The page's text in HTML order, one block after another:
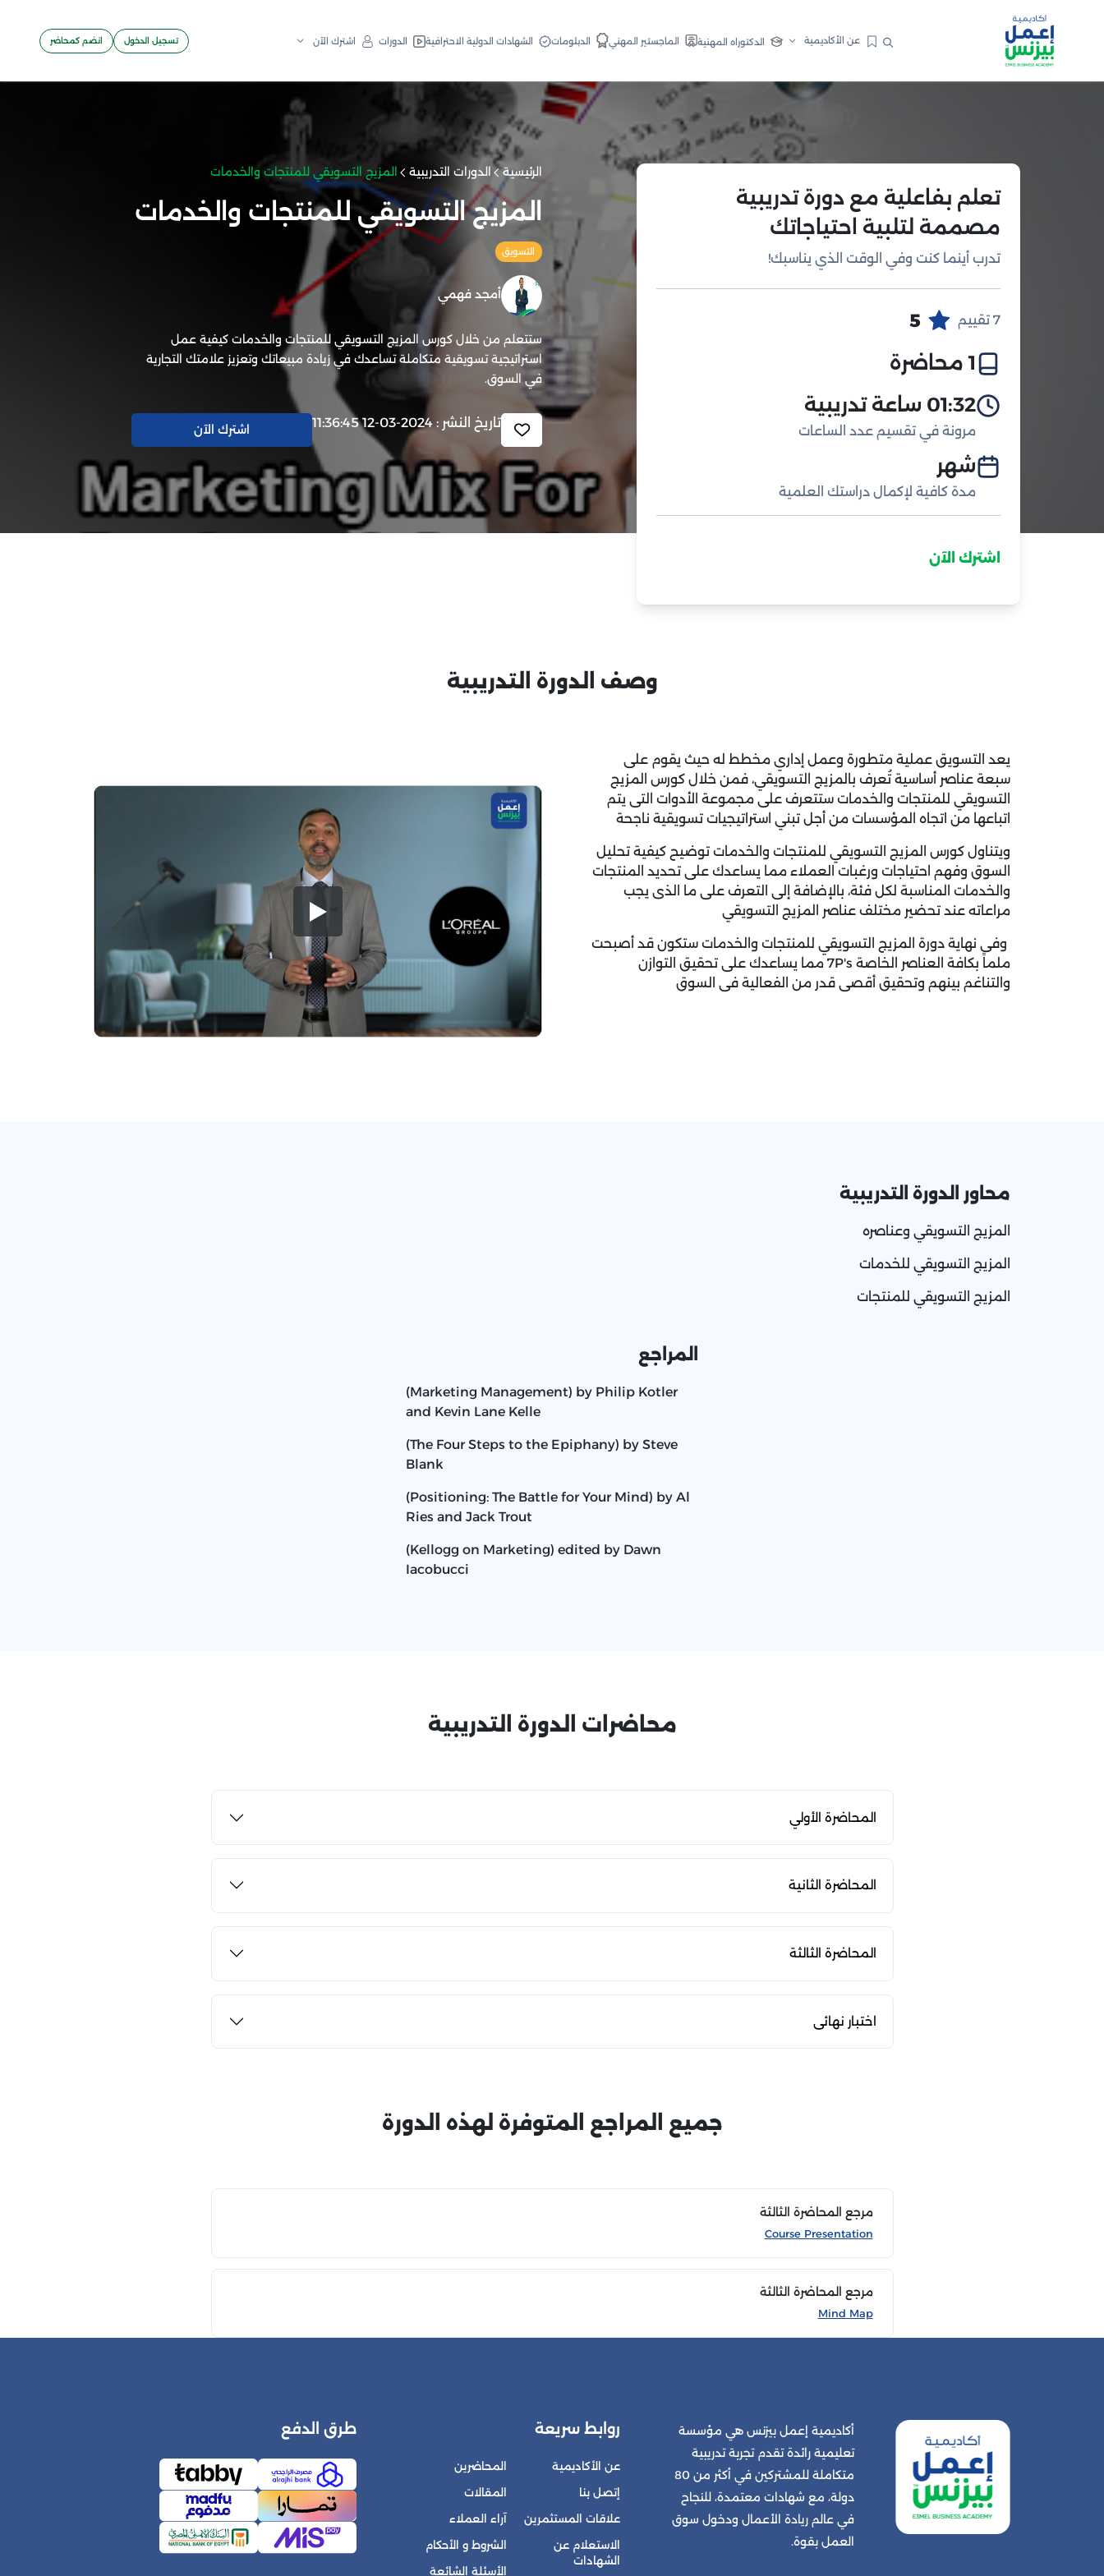
عن الأكاديمية الدكتوراه المهنية الماجستير المهني الدبلومات الشهادات الدولية الاحترافية الدورات اشترك الآن تسجيل الدخول انضم كمحاضر
تعلم بفاعلية مع دورة تدريبية
مصممة لتلبية احتياجاتك
تدرب أينما كنت وفي الوقت الذي يناسبك!
7 تقييم 5
1 محاضرة
01:32 ساعة تدريبية
مرونة في تقسيم عدد الساعات
شهر
مدة كافية لإكمال دراستك العلمية
اشترك الآن
الرئيسية الدورات التدريبية المزيج التسويقي للمنتجات والخدمات
المزيج التسويقي للمنتجات والخدمات
التسويق
أمجد فهمي
ستتعلم من خلال كورس المزيج التسويقي للمنتجات والخدمات كيفية عمل
استراتيجية تسويقية متكاملة تساعدك في زيادة مبيعاتك وتعزيز علامتك التجارية
في السوق.
تاريخ النشر : 2024-03-12 11:36:45 اشترك الآن
وصف الدورة التدريبية
يعد التسويق عملية متطورة وعمل إداري مخطط له حيث يقوم على
سبعة عناصر أساسية تُعرف بالمزيج التسويقي، فمن خلال كورس المزيج
التسويقي للمنتجات والخدمات ستتعرف على مجموعة الأدوات التى يتم
اتباعها من اتجاه المؤسسات من أجل تبني استراتيجيات تسويقية ناجحة
ويتناول كورس المزيج التسويقي للمنتجات والخدمات توضيح كيفية تحليل
السوق وفهم احتياجات ورغبات العملاء مما يساعدك على تحديد المنتجات
والخدمات المناسبة لكل فئة، بالإضافة إلى التعرف على ما الذى يجب
مراعاته عند تحضير مختلف عناصر المزيج التسويقي
وفى نهاية دورة المزيج التسويقي للمنتجات والخدمات ستكون قد أصبحت
ملماً بكافة العناصر الخاصة 7P's مما يساعدك على تحقيق التوازن
والتناغم بينهم وتحقيق أقصى قدر من الفعالية فى السوق
محاور الدورة التدريبية
المزيج التسويقي وعناصره
المزيج التسويقي للخدمات
المزيج التسويقي للمنتجات
المراجع
(Marketing Management) by Philip Kotler
and Kevin Lane Kelle
(The Four Steps to the Epiphany) by Steve
Blank
(Positioning: The Battle for Your Mind) by Al
Ries and Jack Trout
(Kellogg on Marketing) edited by Dawn
Iacobucci
محاضرات الدورة التدريبية
المحاضرة الأولي
المحاضرة الثانية
المحاضرة الثالثة
اختبار نهائى
جميع المراجع المتوفرة لهذه الدورة
مرجع المحاضرة الثالثة
Course Presentation
مرجع المحاضرة الثالثة
Mind Map
أكاديمية إعمل بيزنس هي مؤسسة
تعليمية رائدة تقدم تجربة تدريبية
متكاملة للمشتركين في أكثر من 80
دولة، مع شهادات معتمدة، للنجاح
في عالم ريادة الأعمال ودخول سوق
العمل بقوة.
روابط سريعة
عن الأكاديمية
إتصل بنا
علاقات المستثمرين
الاستعلام عن
الشهادات
المحاضرين
المقالات
آراء العملاء
الشروط و الأحكام
الأسئلة الشائعة
طرق الدفع